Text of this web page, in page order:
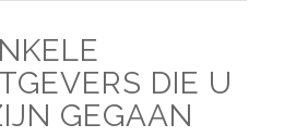
DIE U
GEGAAN